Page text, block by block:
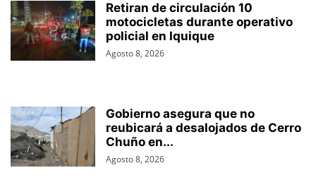
Retiran de circulación 10
motocicletas durante operativo
policial en Iquique
Agosto 8, 2026
Gobierno asegura que no
reubicará a desalojados de Cerro
Chuño en...
Agosto 8, 2026